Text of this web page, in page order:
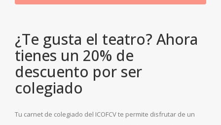
¿Te gusta el teatro? Ahora
tienes un 20% de
descuento por ser
colegiado
Tu carnet de colegiado del ICOFCV te permite disfrutar de un